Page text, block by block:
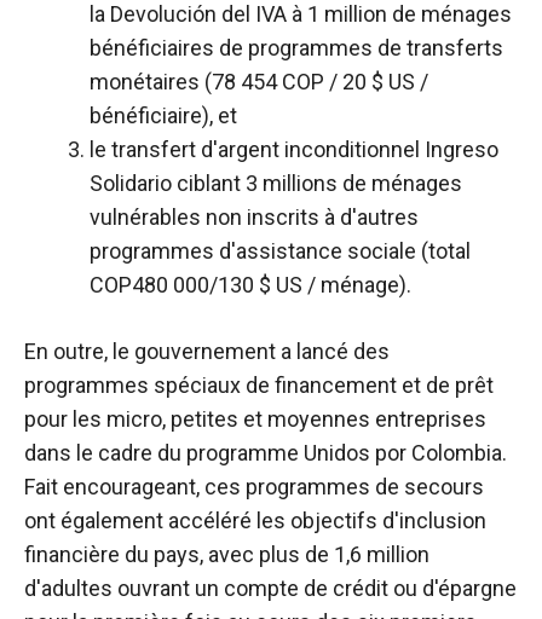
la Devolución del IVA à 1 million de ménages
bénéficiaires de programmes de transferts
monétaires (78 454 COP / 20 $ US /
bénéficiaire), et
le transfert d'argent inconditionnel Ingreso
Solidario ciblant 3 millions de ménages
vulnérables non inscrits à d'autres
programmes d'assistance sociale (total
COP480 000/130 $ US / ménage).
En outre, le gouvernement a lancé des
programmes spéciaux de financement et de prêt
pour les micro, petites et moyennes entreprises
dans le cadre du programme Unidos por Colombia.
Fait encourageant, ces programmes de secours
ont également accéléré les objectifs d'inclusion
financière du pays, avec plus de 1,6 million
d'adultes ouvrant un compte de crédit ou d'épargne